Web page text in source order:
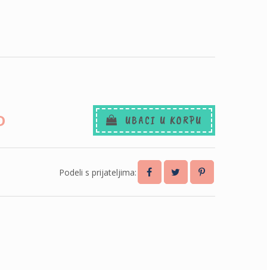
UBACI U KORPU
Podeli s prijateljima: